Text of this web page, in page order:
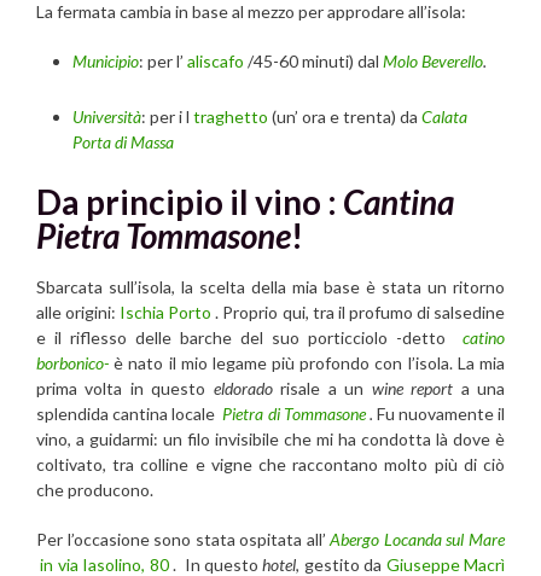
La fermata cambia in base al mezzo per approdare all’isola:
Municipio: per l’ aliscafo /45-60 minuti) dal Molo Beverello.
Università: per i l traghetto (un’ ora e trenta) da Calata
Porta di Massa
Da principio il vino : Cantina
Pietra Tommasone!
Sbarcata sull’isola, la scelta della mia base è stata un ritorno
alle origini: Ischia Porto . Proprio qui, tra il profumo di salsedine
e il riflesso delle barche del suo porticciolo -detto catino
borbonico- è nato il mio legame più profondo con l’isola. La mia
prima volta in questo eldoradorisale a un wine report a una
splendida cantina locale Pietra di Tommasone. Fu nuovamente il
vino, a guidarmi: un filo invisibile che mi ha condotta là dove è
coltivato, tra colline e vigne che raccontano molto più di ciò
che producono.
Per l’occasione sono stata ospitata all’Abergo Locanda sul Mare
in via Iasolino, 80. In questohotel, gestito da Giuseppe Macrì